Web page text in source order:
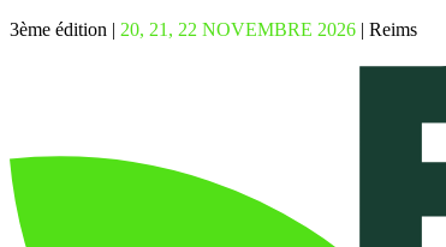
3ème édition | 20, 21, 22 NOVEMBRE 2026 | Reims